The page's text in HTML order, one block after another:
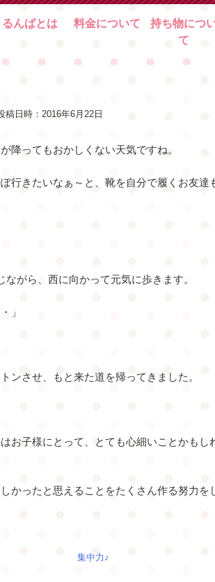
るんばとは 料金について
持ち物につ
て
稿日時： 2016年6月22日
降ってもおかしくない天気ですね。
行きたいなぁ～と、靴を自分で履くお友達
がら、西に向かって元気に歩きます。
」
ンさせ、もと来た道を帰ってきました。
お子様にとって、とても心細いことかもし
かったと思えることをたくさん作る努力を
集中力♪